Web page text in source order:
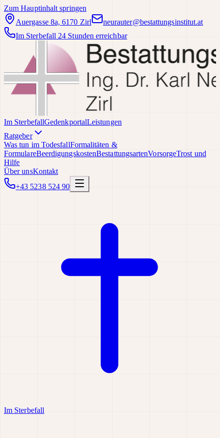
Zum Hauptinhalt springen
Auergasse 8a, 6170 Zirl
neurauter@bestattungsinstitut.at
Im Sterbefall 24 Stunden erreichbar
Im SterbefallGedenkportalLeistungen
Ratgeber
Was tun im TodesfallFormalitäten &
FormulareBeerdigungskostenBestattungsartenVorsorgeTrost und
Hilfe
Über unsKontakt
+43 5238 524 90
Im Sterbefall